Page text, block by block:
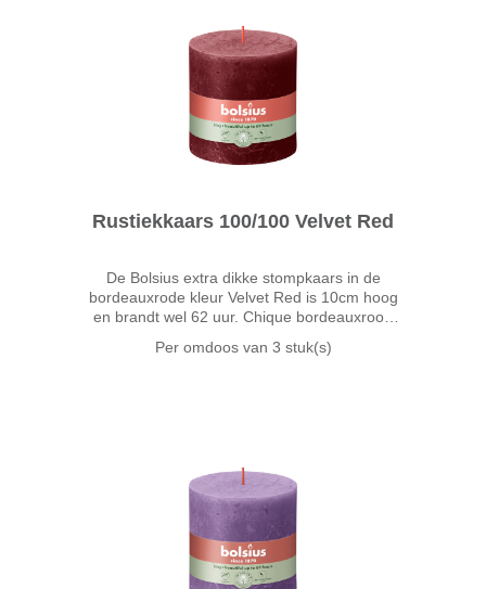
Rustiekkaars 100/100 Velvet Red
De Bolsius extra dikke stompkaars in de
bordeauxrode kleur Velvet Red is 10cm hoog
en brandt wel 62 uur. Chique bordeauxrood
Velvet Red is een mooie matte diepe roodtint
Per omdoos van 3 stuk(s)